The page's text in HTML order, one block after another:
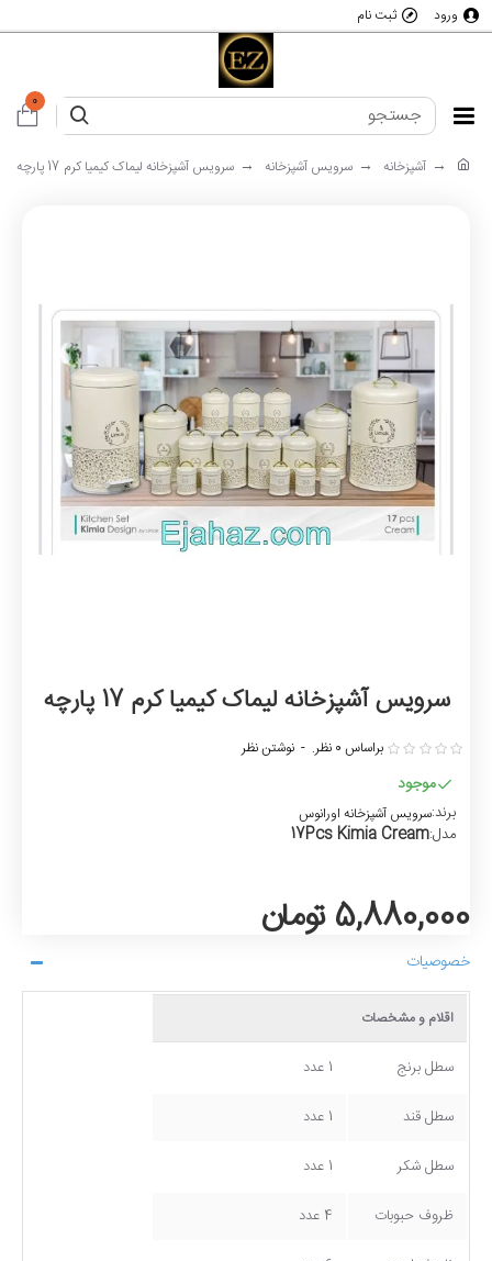
ورود ثبت نام
0
آشپزخانه سرویس آشپزخانه سرویس آشپزخانه لیماک کیمیا کرم 17 پارچه
سرویس آشپزخانه لیماک کیمیا کرم 17 پارچه
موجود
برند:سرویس آشپزخانه اورانوس
مدل:17Pcs Kimia Cream
براساس 0 نظر. - نوشتن نظر
5,880,000 تومان
خصوصیات
اقلام و مشخصات
سطل برنج 1 عدد
سطل قند 1 عدد
سطل شکر 1 عدد
ظروف حبوبات 4 عدد